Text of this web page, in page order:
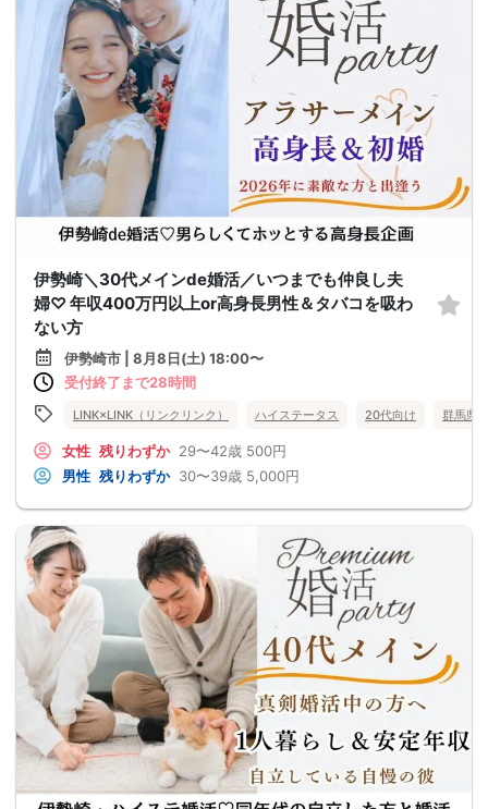
伊勢崎＼30代メインde婚活／いつまでも仲良し夫
婦♡ 年収400万円以上or高身長男性＆タバコを吸わ
ない方
伊勢崎市 | 8月8日(土) 18:00〜
受付終了まで28時間
LINK×LINK（リンクリンク） ハイステータス 20代向け 群馬県
女性 残りわずか 29〜42歳 500円
男性 残りわずか 30〜39歳 5,000円